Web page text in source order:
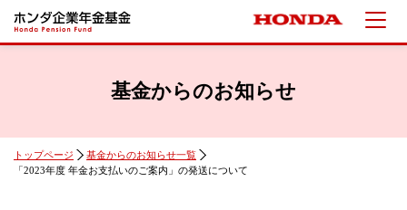
基金からのお知らせ
トップページ
基金からのお知らせ一覧
「2023年度 年金お支払いのご案内」の発送について